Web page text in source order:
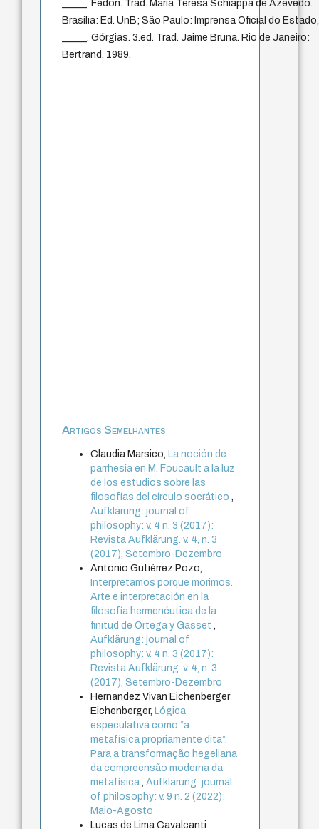
_____. Fédon. Trad. Maria Teresa Schiappa de Azevedo.
Brasília: Ed. UnB; São Paulo: Imprensa Oficial do
_____. Górgias. 3.ed. Trad. Jaime Bruna. Rio de Janeiro:
Bertrand, 1989.
Artigos Semelhantes
Claudia Marsico, La noción de
parrhesía en M. Foucault a la luz
de los estudios sobre las
filosofías del círculo socrático
Aufklärung: journal of
philosophy: v. 4 n. 3 (2017):
Revista Aufklärung. v. 4, n. 3
(2017), Setembro-Dezembro
Antonio Gutiérrez Pozo,
Interpretamos porque morimos.
Arte e interpretación en la
filosofía hermenéutica de la
finitud de Ortega y Gasset
Aufklärung: journal of
philosophy: v. 4 n. 3 (2017):
Revista Aufklärung. v. 4, n. 3
(2017), Setembro-Dezembro
Hernandez Vivan Eichenberger
Eichenberger, Lógica
especulativa como “a
metafísica propriamente dita”.
Para a transformação hegeliana
da compreensão moderna da
metafísica ,Aufklärung: journal
of philosophy: v. 9 n. 2 (2022):
Maio-Agosto
Lucas de Lima Cavalcanti